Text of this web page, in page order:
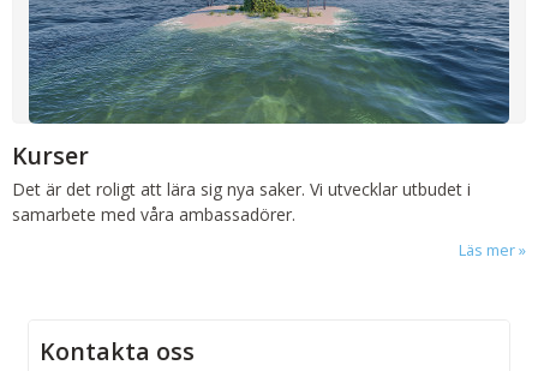
Kurser
Det är det roligt att lära sig nya saker. Vi utvecklar utbudet i
samarbete med våra ambassadörer.
Läs mer
Kontakta oss